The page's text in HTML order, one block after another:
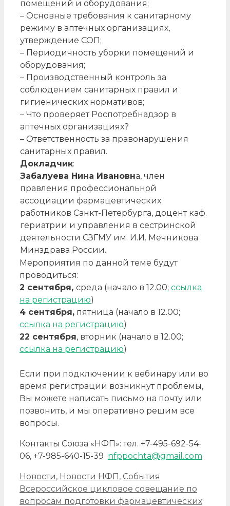
помещений и оборудования;
– Основные требования к санитарному
режиму в аптечных организациях,
утверждение СОП;
– Периодичность уборки помещений и
оборудования;
– Производственный контроль за
соблюдением санитарных правил и
гигиенических нормативов;
– Что проверяет Роспотребнадзор в
аптечных организациях?
– Ответственность за правонарушения
санитарных правил.
Докладчик:
Забалуева Нина Ивановна, член
правления профессиональной
ассоциации фармацевтических
работников Санкт-Петербурга, доцент каф.
гериатрии и управления в сестринской
деятельности СЗГМУ им. И.И. Мечникова
Минздрава России.
Мероприятия по данной теме будут
проводиться:
2 сентября, среда (начало в 12.00; ссылка
на регистрацию)
4 сентября, пятница (начало в 12.00;
ссылка на регистрацию)
22 сентября, вторник (начало в 12.00;
ссылка на регистрацию)
Если при подключении к вебинару или во
время регистрации возникнут проблемы,
Вы можете написать письмо на почту или
позвонить, и мы оперативно решим все
вопросы.
Контакты Союза «НФП»: тел. +7-495-692-54-
06, +7-985-640-15-39 nfppochta@gmail.com
Рубрики
Новости, Новости НФП, События
Навигация
записи
Всероссийское цикловое совещание по
вопросам подготовки фармацевтических